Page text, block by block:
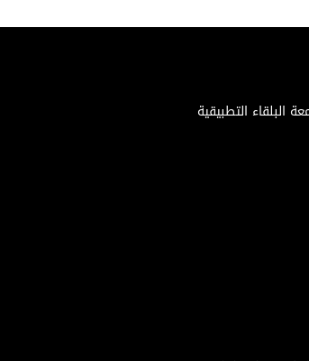
سامية في 22 أغسطس 1996. بدأ التدريس في جامعة البلقاء التطبيقية